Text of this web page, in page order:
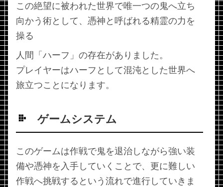
この絶望に被われた世界で唯一つの鬼へ立ち
向かう術として、憑神と呼ばれる精霊の力を
操る
人間「ハーフ」の存在がありました。
プレイヤーはハーフとして混沌とした世界へ
旅立つことになります。
ゲームシステム
このゲームは作戦で鬼を退治しながら強い装
備や憑神を入手していくことで、更に難しい
作戦へ挑戦するという流れで進行していきま